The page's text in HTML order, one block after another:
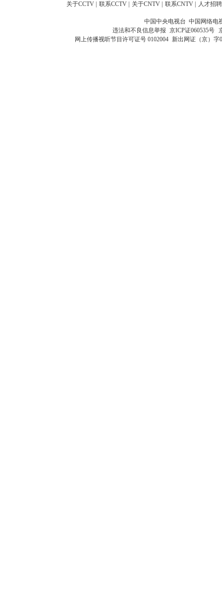
关于CCTV 联系CCTV 关于CNTV 联系CNTV 人才招聘
中国中央电视台 中国网络电
违法和不良信息举报 京ICP证060535号
网上传播视听节目许可证号 0102004 新出网证（京）